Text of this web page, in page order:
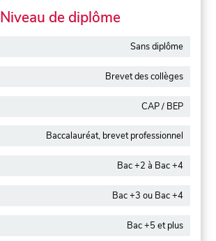
Niveau de diplôme
Sans diplôme
Brevet des collèges
CAP / BEP
Baccalauréat, brevet professionnel
Bac +2 à Bac +4
Bac +3 ou Bac +4
Bac +5 et plus